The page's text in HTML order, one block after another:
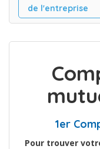
de l'entreprise
1er
Pour trouver